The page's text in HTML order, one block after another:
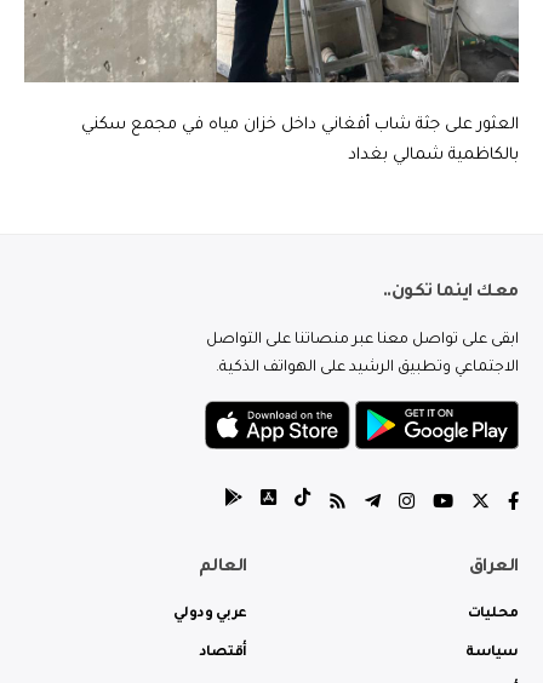
العثور على جثة شاب أفغاني داخل خزان مياه في مجمع سكني
بالكاظمية شمالي بغداد
معك اينما تكون..
ابقى على تواصل معنا عبر منصاتنا على التواصل
الاجتماعي وتطبيق الرشيد على الهواتف الذكية.
العراق
محليات
سياسة
العالم
عربي ودولي
أقتصاد